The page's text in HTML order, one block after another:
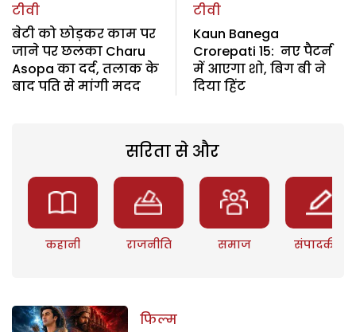
टीवी
बेटी को छोड़कर काम पर
जाने पर छलका Charu
Asopa का दर्द, तलाक के
बाद पति से मांगी मदद
टीवी
Kaun Banega
Crorepati 15: नए पैटर्न
में आएगा शो, बिग बी ने
दिया हिंट
सरिता से और
कहानी राजनीति समाज संपादकीय
फिल्म